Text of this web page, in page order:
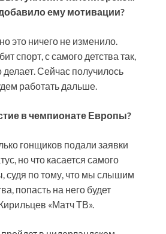
ему мотивации?
это ничего не изменило.
спорт, с самого детства так,
делает. Сейчас получилось
работать дальше.
в чемпионате Европы?
гонщиков подали заявки
но что касается самого
судя по тому, что мы слышим
попасть на него будет
«Матч ТВ».